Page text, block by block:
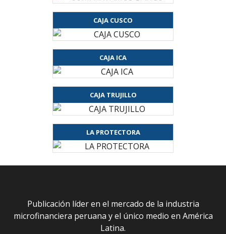
CAJA CUSCO
CAJA ICA
CAJA TRUJILLO
LA PROTECTORA
Publicación líder en el mercado de la industria
microfinanciera peruana y el único medio en América
Latina.